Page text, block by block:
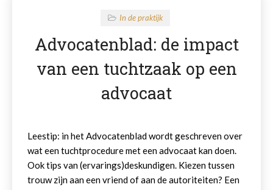
In de praktijk
Advocatenblad: de impact
van een tuchtzaak op een
advocaat
Leestip: in het Advocatenblad wordt geschreven over
wat een tuchtprocedure met een advocaat kan doen.
Ook tips van (ervarings)deskundigen. Kiezen tussen
trouw zijn aan een vriend of aan de autoriteiten? Een